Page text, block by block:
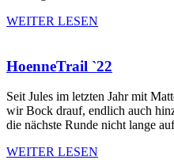
WEITER LESEN
HoenneTrail `22
Seit Jules im letzten Jahr mit
wir Bock drauf, endlich auch
die nächste Runde nicht lange auf
WEITER LESEN